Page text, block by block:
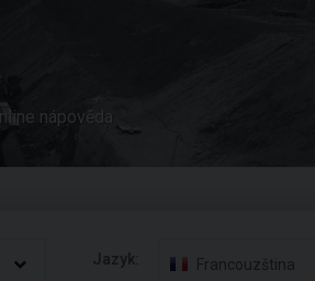
nápověda
Jazyk: Francouzština